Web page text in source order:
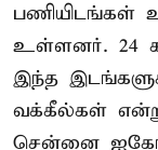
பணியிடங்கள்
உள்ளனர். 24
இந்த
வக்கீல்கள்
சென்னை